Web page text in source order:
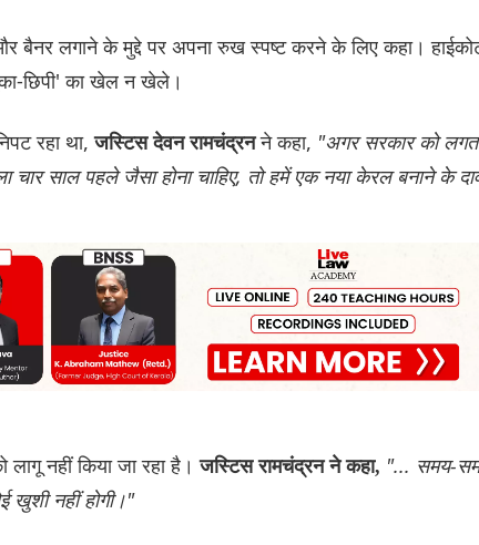
लगाने के मुद्दे पर अपना रुख स्पष्ट करने के लिए कहा।
छिपी' का खेल न खेले।
रहा था,जस्टिस देवन रामचंद्रनने कहा, "अगर सरकार को
चार साल पहले जैसा होना चाहिए, तो हमें एक नया केरल बनाने के
नहीं किया जा रहा है।जस्टिस रामचंद्रन ने कहा, "... समय-
नहीं होगी।"